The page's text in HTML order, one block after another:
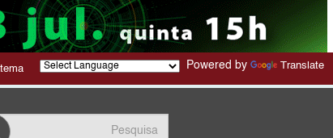
Powered by Translate